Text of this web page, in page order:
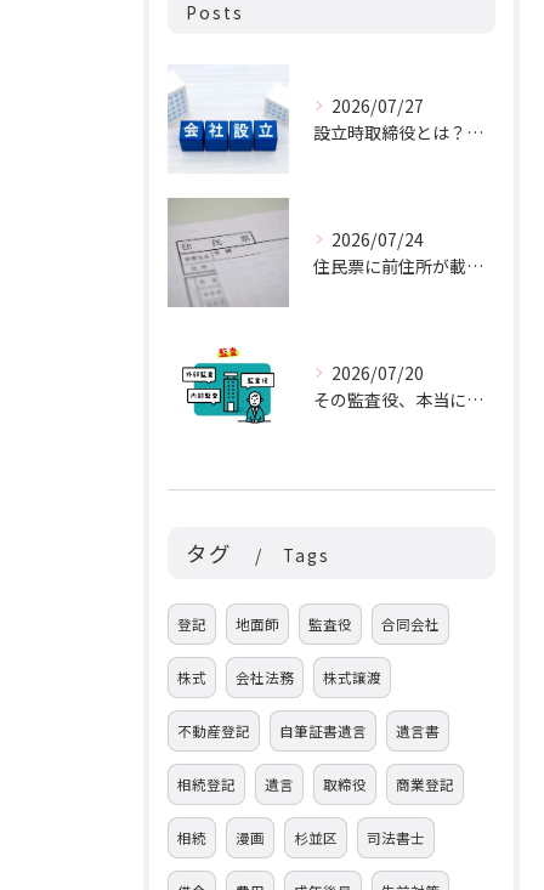
Posts
2026/07/27
設立時取締役とは？いつ選任され、就任承諾書は何日付にするのか
2026/07/24
住民票に前住所が載っていない？商業登記では足りても不動産登記では足りない理由
2026/07/20
その監査役、本当に就任できますか？従業員・子会社取締役との兼任に注意
タグ Tags
登記 地面師 監査役 合同会社
株式 会社法務 株式譲渡
不動産登記 自筆証書遺言 遺言書
相続登記 遺言 取締役 商業登記
相続 漫画 杉並区 司法書士